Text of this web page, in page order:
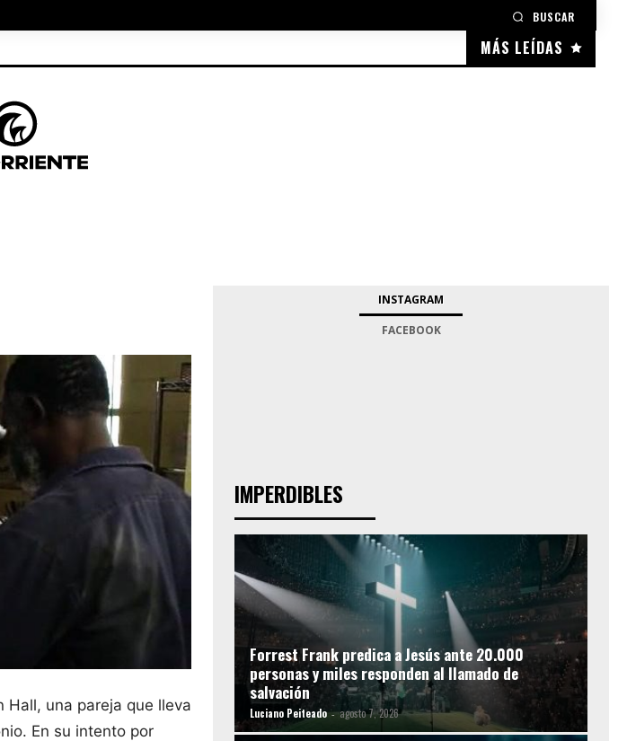
BUSCAR
MÁS LEÍDAS
Hall, una pareja que lleva
En su intento por
INSTAGRAM
FACEBOOK
IMPERDIBLES
Forrest Frank predica a Jesús ante 20.000
personas y miles responden al llamado de
salvación
Luciano Peiteado - agosto 7, 2026